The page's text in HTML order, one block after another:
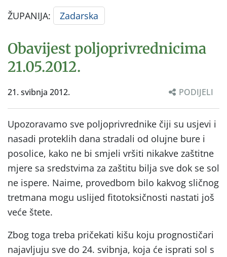
ŽUPANIJA: Zadarska
Obavijest poljoprivrednicima
21.05.2012.
21. svibnja 2012. PODIJELI
Upozoravamo sve poljoprivrednike čiji su usjevi i
nasadi proteklih dana stradali od olujne bure i
posolice, kako ne bi smjeli vršiti nikakve zaštitne
mjere sa sredstvima za zaštitu bilja sve dok se sol
ne ispere. Naime, provedbom bilo kakvog sličnog
tretmana mogu uslijed fitotoksičnosti nastati još
veće štete.
Zbog toga treba pričekati kišu koju prognostičari
najavljuju sve do 24. svibnja, koja će isprati sol s